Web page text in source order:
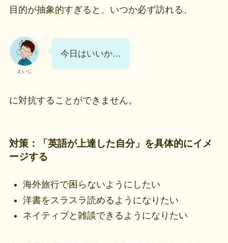
目的が抽象的すぎると、いつか必ず訪れる、
えいじ
今日はいいか…
に対抗することができません。
対策：「英語が上達した自分」を具体的にイメ
ージする
海外旅行で困らないようにしたい
洋書をスラスラ読めるようになりたい
ネイティブと雑談できるようになりたい